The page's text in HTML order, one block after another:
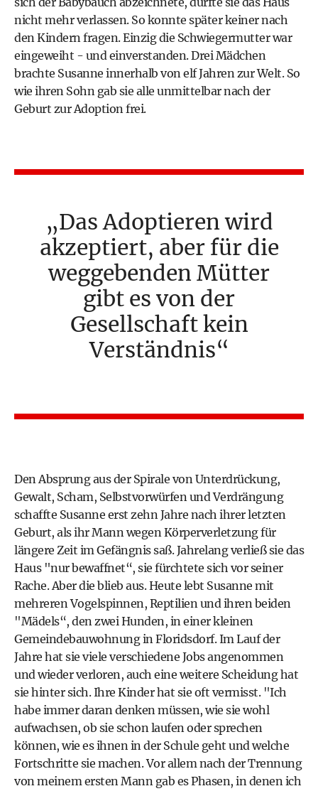
nicht mehr verlassen. So konnte später keiner nach
den Kindern fragen. Einzig die Schwiegermutter war
eingeweiht - und einverstanden. Drei Mädchen
brachte Susanne innerhalb von elf Jahren zur Welt. So
wie ihren Sohn gab sie alle unmittelbar nach der
Geburt zur Adoption frei.
Das Adoptieren wird
akzeptiert, aber für die
weggebenden Mütter
gibt es von der
Gesellschaft kein
Verständnis
Den Absprung aus der Spirale von Unterdrückung,
Gewalt, Scham, Selbstvorwürfen und Verdrängung
schaffte Susanne erst zehn Jahre nach ihrer letzten
Geburt, als ihr Mann wegen Körperverletzung für
längere Zeit im Gefängnis saß. Jahrelang verließ sie das
Haus "nur bewaffnet“, sie fürchtete sich vor seiner
Rache. Aber die blieb aus. Heute lebt Susanne mit
mehreren Vogelspinnen, Reptilien und ihren beiden
"Mädels“, den zwei Hunden, in einer kleinen
Gemeindebauwohnung in Floridsdorf. Im Lauf der
Jahre hat sie viele verschiedene Jobs angenommen
und wieder verloren, auch eine weitere Scheidung hat
sie hinter sich. Ihre Kinder hat sie oft vermisst. "Ich
habe immer daran denken müssen, wie sie wohl
aufwachsen, ob sie schon laufen oder sprechen
können, wie es ihnen in der Schule geht und welche
Fortschritte sie machen. Vor allem nach der Trennung
von meinem ersten Mann gab es Phasen, in denen ich